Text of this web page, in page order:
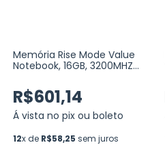
Memória Rise Mode Value
Notebook, 16GB, 3200MHZ,
3200VN)
R$601,14
Á vista no pix ou boleto
12x de R$58,25 sem juros